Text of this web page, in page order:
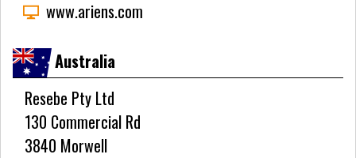
www.ariens.com
Australia
Resebe Pty Ltd
130 Commercial Rd
3840 Morwell